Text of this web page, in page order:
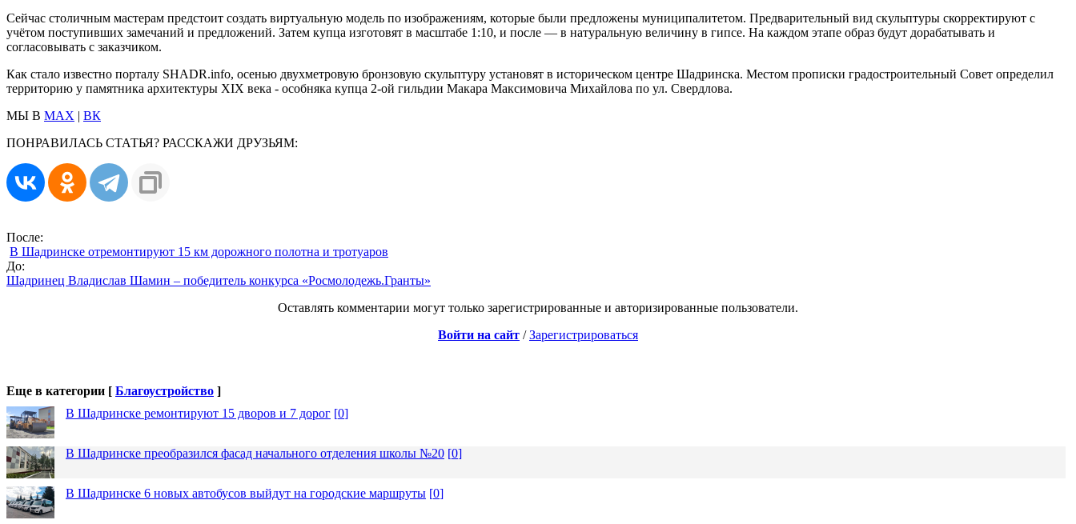
Сейчас столичным мастерам предстоит создать виртуальную модель по изображениям, которые были предложены муниципалитетом. Предварительный вид скульптуры скорректируют с
учётом поступивших замечаний и предложений. Затем купца изготовят в масштабе 1:10, и после — в натуральную величину в гипсе. На каждом этапе образ будут дорабатывать и
согласовывать с заказчиком.
Как стало известно порталу SHADR.info, осенью двухметровую бронзовую скульптуру установят в историческом центре Шадринска. Местом прописки градостроительный Совет определил
территорию у памятника архитектуры XIX века - особняка купца 2-ой гильдии Макара Максимовича Михайлова по ул. Свердлова.
МЫ В MAX | ВК
ПОНРАВИЛАСЬ СТАТЬЯ? РАССКАЖИ ДРУЗЬЯМ:
После:
В Шадринске отремонтируют 15 км дорожного полотна и тротуаров
До:
Шадринец Владислав Шамин – победитель конкурса «Росмолодежь.Гранты»
Оставлять комментарии могут только зарегистрированные и авторизированные пользователи.
Войти на сайт /Зарегистрироваться
Еще в категории [ Благоустройство ]
В Шадринске ремонтируют 15 дворов и 7 дорог [0]
В Шадринске преобразился фасад начального отделения школы №20 [0]
В Шадринске 6 новых автобусов выйдут на городские маршруты [0]